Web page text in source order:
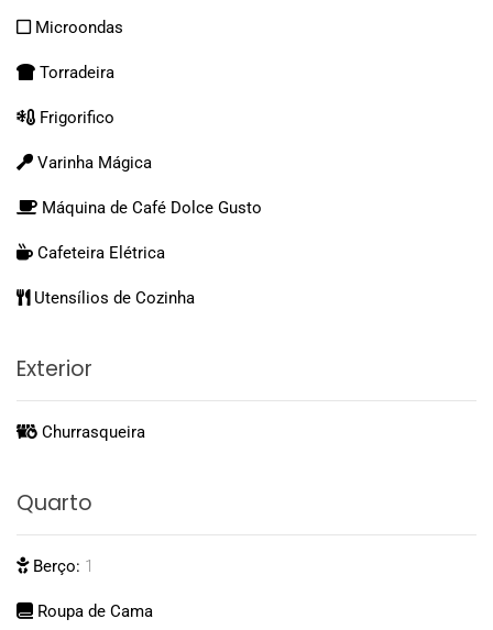
Microondas
Torradeira
Frigorifico
Varinha Mágica
Máquina de Café Dolce Gusto
Cafeteira Elétrica
Utensílios de Cozinha
Exterior
Churrasqueira
Quarto
Berço: 1
Roupa de Cama